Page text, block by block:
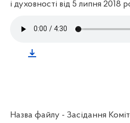
і духовності від 5 липня 2018
Назва файлу - Засідання